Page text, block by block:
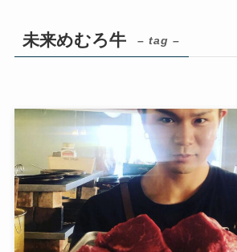
未来めむろ牛 – tag –